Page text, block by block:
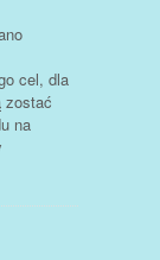
cel, dla
zostać
na